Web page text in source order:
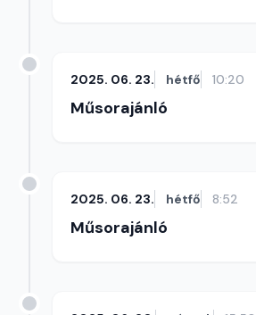
2025. 06. 23. hétfő 10:20
Műsorajánló
2025. 06. 23. hétfő 8:52
Műsorajánló